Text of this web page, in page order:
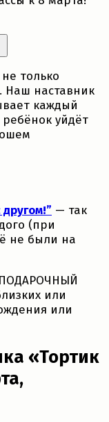
только
Наш наставник
каждый
уйдёт
— так
(при
не были на
ПОДАРОЧНЫЙ
или
или
«Тортик